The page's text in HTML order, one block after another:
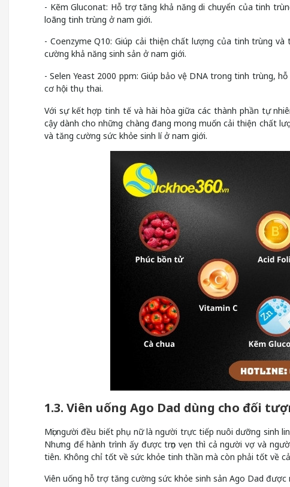
- Kẽm Gluconat: Hỗ trợ tăng khả năng di chuyển của tinh
loãng tinh trùng ở nam giới.
- Coenzyme Q10: Giúp cải thiện chất lượng của tinh trùng
cường khả năng sinh sản ở nam giới.
- Selen Yeast 2000 ppm: Giúp bảo vệ DNA trong tinh trùng,
cơ hội thụ thai.
Với sự kết hợp tinh tế và hài hòa giữa các thành phần tự
cậy dành cho những chàng đang mong muốn cải thiện chất
và tăng cường sức khỏe sinh lí ở nam giới.
1.3. Viên uống Ago Dad dùng cho đối
Mọi người đều biết phụ nữ là người trực tiếp nuôi dưỡng sinh
Nhưng để hành trình ấy được trọn vẹn thì cả người vợ và
tiên. Không chỉ tốt về sức khỏe tinh thần mà còn phải tốt về
Viên uống hỗ trợ tăng cường sức khỏe sinh sản Ago Dad